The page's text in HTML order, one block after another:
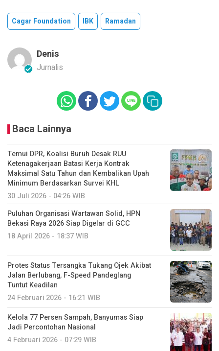
Cagar Foundation IBK Ramadan
Denis
Jurnalis
Baca Lainnya
Temui DPR, Koalisi Buruh Desak RUU
Ketenagakerjaan Batasi Kerja Kontrak
Maksimal Satu Tahun dan Kembalikan Upah
Minimum Berdasarkan Survei KHL
30 Juli 2026 - 04:26 WIB
Puluhan Organisasi Wartawan Solid, HPN
Bekasi Raya 2026 Siap Digelar di GCC
18 April 2026 - 18:37 WIB
Protes Status Tersangka Tukang Ojek Akibat
Jalan Berlubang, F-Speed Pandeglang
Tuntut Keadilan
24 Februari 2026 - 16:21 WIB
Kelola 77 Persen Sampah, Banyumas Siap
Jadi Percontohan Nasional
4 Februari 2026 - 07:29 WIB